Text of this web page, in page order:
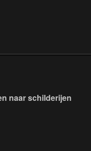
naar schilderijen